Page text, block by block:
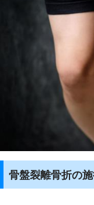
骨盤裂離骨折の